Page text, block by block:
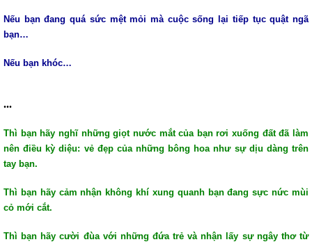
Nếu bạn đang quá sức mệt mỏi mà cuộc sống lại tiếp tục quật ngã
bạn…
Nếu bạn khóc…
...
Thì bạn hãy nghĩ những giọt nước mắt của bạn rơi xuống đất đã làm
nên điều kỳ diệu: vẻ đẹp của những bông hoa như sự dịu dàng trên
tay bạn.
Thì bạn hãy cảm nhận không khí xung quanh bạn đang sực nức mùi
cỏ mới cắt.
Thì bạn hãy cười đùa với những đứa trẻ và nhận lấy sự ngây thơ từ